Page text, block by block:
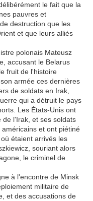
le fait que la
pauvres et
destruction que les
et que leurs alliés
polonais Mateusz
accusant le Belarus
fruit de l'histoire
armée ces dernières
de soldats en Irak,
qui a détruit le pays
Les États-Unis ont
l'Irak, et ses soldats
et ont piétiné
étaient arrivés les
souriant alors
le criminel de
à l'encontre de Minsk
militaire de
et des accusations de